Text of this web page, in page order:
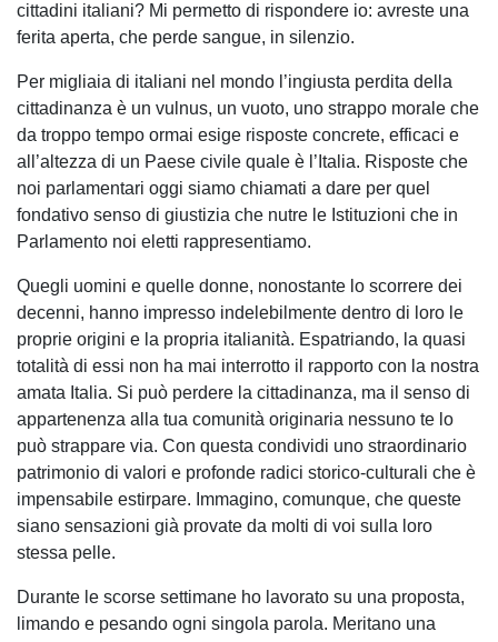
cittadini italiani? Mi permetto di rispondere io: avreste una
ferita aperta, che perde sangue, in silenzio.
Per migliaia di italiani nel mondo l’ingiusta perdita della
cittadinanza è un vulnus, un vuoto, uno strappo morale che
da troppo tempo ormai esige risposte concrete, efficaci e
all’altezza di un Paese civile quale è l’Italia. Risposte che
noi parlamentari oggi siamo chiamati a dare per quel
fondativo senso di giustizia che nutre le Istituzioni che in
Parlamento noi eletti rappresentiamo.
Quegli uomini e quelle donne, nonostante lo scorrere dei
decenni, hanno impresso indelebilmente dentro di loro le
proprie origini e la propria italianità. Espatriando, la quasi
totalità di essi non ha mai interrotto il rapporto con la nostra
amata Italia. Si può perdere la cittadinanza, ma il senso di
appartenenza alla tua comunità originaria nessuno te lo
può strappare via. Con questa condividi uno straordinario
patrimonio di valori e profonde radici storico-culturali che è
impensabile estirpare. Immagino, comunque, che queste
siano sensazioni già provate da molti di voi sulla loro
stessa pelle.
Durante le scorse settimane ho lavorato su una proposta,
limando e pesando ogni singola parola. Meritano una